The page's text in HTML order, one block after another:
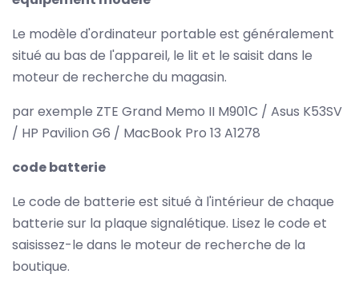
Le modèle d'ordinateur portable est généralement
situé au bas de l'appareil, le lit et le saisit dans le
moteur de recherche du magasin.
par exemple ZTE Grand Memo II M901C / Asus K53SV
/ HP Pavilion G6 / MacBook Pro 13 A1278
code batterie
Le code de batterie est situé à l'intérieur de chaque
batterie sur la plaque signalétique. Lisez le code et
saisissez-le dans le moteur de recherche de la
boutique.